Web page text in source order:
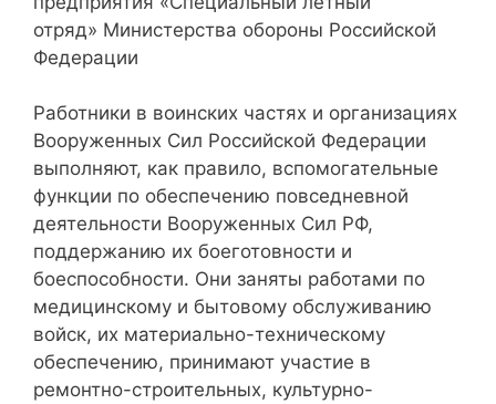
отряд» Министерства обороны Российской
Федерации
Работники в воинских частях и организациях
Вооруженных Сил Российской Федерации
выполняют, как правило, вспомогательные
функции по обеспечению повседневной
деятельности Вооруженных Сил РФ,
поддержанию их боеготовности и
боеспособности. Они заняты работами по
медицинскому и бытовому обслуживанию
войск, их материально-техническому
обеспечению, принимают участие в
ремонтно-строительных, культурно-